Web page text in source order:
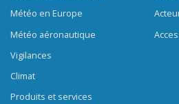
Météo en Europe
Météo aéronautique
Vigilances
Climat
Produits et services